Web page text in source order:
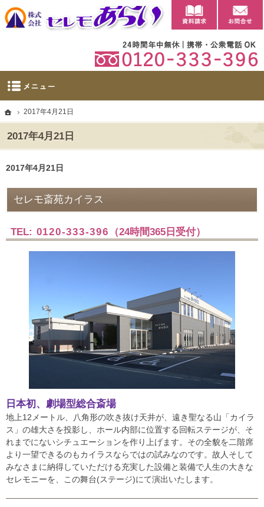
ホーム
2017年4月21日
2017年4月21日
太田市に自社斎場を完備。群馬県太田市・大泉町の葬儀・家族葬・葬祭なら当社へ。
【公式】群馬県太田市・大泉町の葬儀・家族葬・葬祭ならセレモあらい
2017年4月21日
セレモ斎苑カイラス
TEL: 0120-333-396 （24時間365日受付）
日本初、劇場型総合斎場
地上12メートル、八角形の吹き抜け天井が、遠き聖なる山「カイラ
ス」の雄大さを投影し、ホール内部に位置する回転ステージが、そ
れまでにないシチュエーションを作り上げます。その全貌を二階席
より一望できるのもカイラスならではの試みなのです。故人そして
みなさまに納得していただける充実した設備と装備で人生の大きな
セレモニーを、この舞台(ステージ)にて演出いたします。
資料請求